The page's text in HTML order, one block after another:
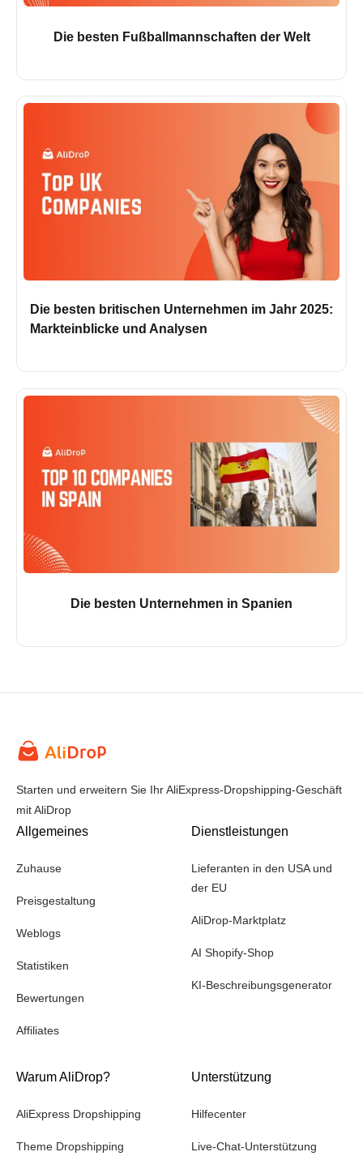
Die besten Fußballmannschaften der Welt
Die besten britischen Unternehmen im Jahr 2025:
Markteinblicke und Analysen
Die besten Unternehmen in Spanien
Starten und erweitern Sie Ihr AliExpress-Dropshipping-Geschäft
mit AliDrop
Allgemeines
Zuhause
Preisgestaltung
Weblogs
Statistiken
Bewertungen
Affiliates
Dienstleistungen
Lieferanten in den USA und
der EU
AliDrop-Marktplatz
AI Shopify-Shop
KI-Beschreibungsgenerator
Warum AliDrop?
AliExpress Dropshipping
Theme Dropshipping
Unterstützung
Hilfecenter
Live-Chat-Unterstützung